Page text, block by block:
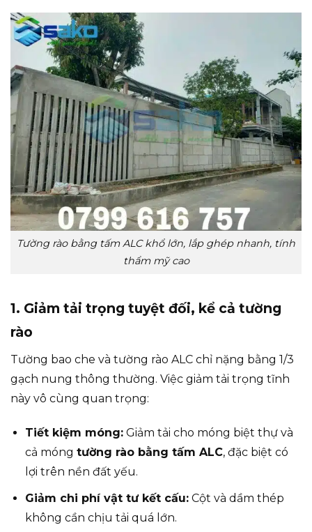
Tường rào bằng tấm ALC khổ lớn, lắp ghép nhanh, tính
thẩm mỹ cao
1. Giảm tải trọng tuyệt đối, kể cả tường
rào
Tường bao che và tường rào ALC chỉ nặng bằng 1/3
gạch nung thông thường. Việc giảm tải trọng tĩnh
này vô cùng quan trọng:
Tiết kiệm móng:Giảm tải cho móng biệt thự và
cả móng tường rào bằng tấm ALC, đặc biệt có
lợi trên nền đất yếu.
Giảm chi phí vật tư kết cấu:Cột và dầm thép
không cần chịu tải quá lớn.